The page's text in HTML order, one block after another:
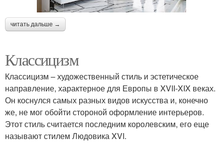
читать дальше →
Классицизм
Классицизм – художественный стиль и эстетическое
направление, характерное для Европы в XVII-XIX веках.
Он коснулся самых разных видов искусства и, конечно
же, не мог обойти стороной оформление интерьеров.
Этот стиль считается последним королевским, его еще
называют стилем Людовика XVI.